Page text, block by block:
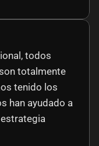
totalmente
tenido los
han ayudado a